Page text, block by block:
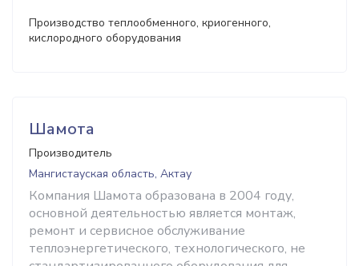
Производство теплообменного, криогенного,
кислородного оборудования
Шамота
Производитель
Мангистауская область, Актау
Компания Шамота образована в 2004 году,
основной деятельностью является монтаж,
ремонт и сервисное обслуживание
теплоэнергетического, технологического, не